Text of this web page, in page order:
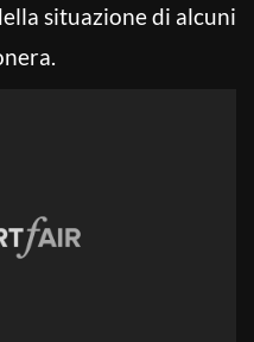
situazione di alcuni